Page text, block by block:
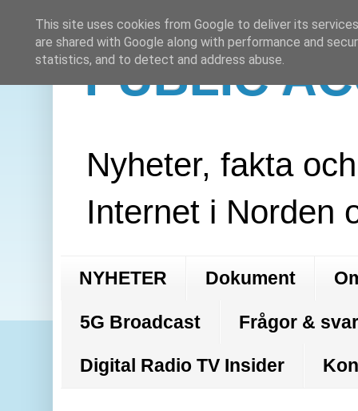
PUBLIC
Nyheter, fakta
Internet i Norden
NYHETER Dokument
5G Broadcast Frågor &
Digital Radio TV Insider
This site uses cookies from Google to deliver its
are shared with Google along with performance and
statistics, and to detect and address abuse.